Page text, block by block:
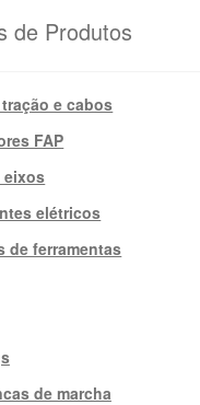
de Produtos
e cabos
FAP
eixos
elétricos
de ferramentas
de marcha